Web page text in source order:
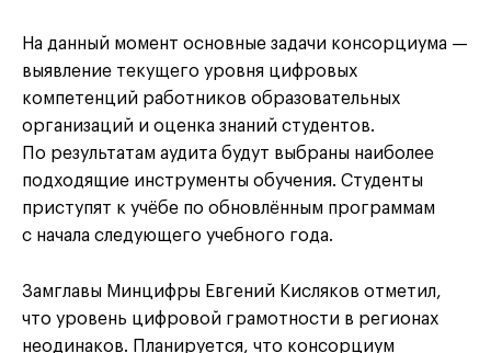
На данный момент основные задачи консорциума —
выявление текущего уровня цифровых
компетенций работников образовательных
организаций и оценка знаний студентов.
По результатам аудита будут выбраны наиболее
подходящие инструменты обучения. Студенты
приступят к учёбе по обновлённым программам
с начала следующего учебного года.
Замглавы Минцифры Евгений Кисляков отметил,
что уровень цифровой грамотности в регионах
неодинаков. Планируется, что консорциум